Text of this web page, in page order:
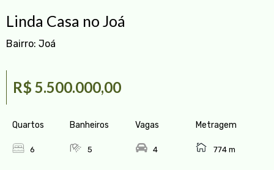
Linda Casa no Joá
Bairro: Joá
R$ 5.500.000,00
Quartos
6
Banheiros
5
Vagas
4
Metragem
774 m